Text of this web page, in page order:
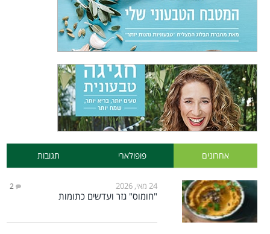
אחרונים פופולארי תגובות
24 מאי, 2026 2
"חומוס" גזר ועדשים כתומות